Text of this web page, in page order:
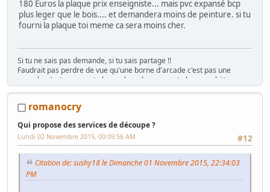
180 Euros la plaque prix enseigniste... mais pvc expansé bcp
plus leger que le bois.... et demandera moins de peinture. si tu
fourni la plaque toi meme ca sera moins cher.
Si tu ne sais pas demande, si tu sais partage !!
Faudrait pas perdre de vue qu'une borne d'arcade c'est pas une
console, c'est rarement plug n play, plus souvent plug n pschitt...
(Funkycochise 2008)
romanocry
Qui propose des services de découpe ?
#12
Lundi 02 Novembre 2015, 00:09:56 AM
Citation de: sushy18 le Dimanche 01 Novembre 2015, 22:34:03
PM